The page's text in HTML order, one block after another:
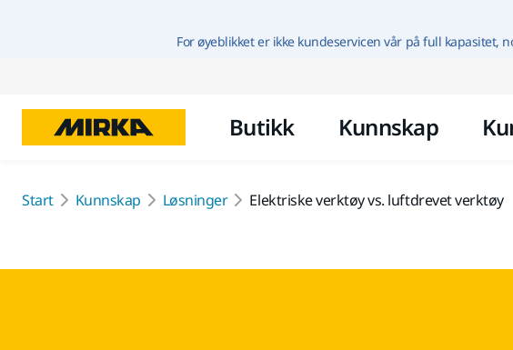
For øyeblikket er ikke kundeservicen vår på full
Butikk Kunnskap
Start Kunnskap Løsninger Elektriske verktøy vs. luftdrevet verktøy